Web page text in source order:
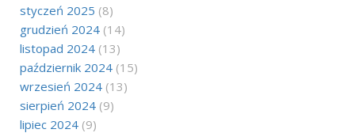
styczeń 2025 (8)
grudzień 2024 (14)
listopad 2024 (13)
październik 2024 (15)
wrzesień 2024 (13)
sierpień 2024 (9)
lipiec 2024 (9)